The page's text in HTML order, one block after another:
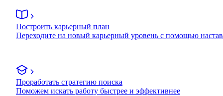
Построить карьерный план
Переходите на новый карьерный уровень с помощью
Проработать стратегию поиска
Поможем искать работу быстрее и эффективнее